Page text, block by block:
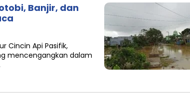
Banjir, dan
Cincin Api Pasifik,
mencengangkan dalam